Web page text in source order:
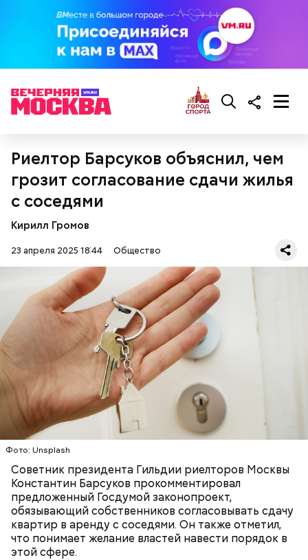
Риелтор Барсуков объяснил, чем
грозит согласование сдачи жилья
с соседями
Кирилл Громов
23 апреля 2025 18:44 Общество
Фото: Unsplash
Советник президента Гильдии риелторов Москвы
Константин Барсуков прокомментировал
предложенный Госдумой законопроект,
обязывающий собственников согласовывать сдачу
квартир в аренду с соседями. Он также отметил,
что понимает желание властей навести порядок в
этой сфере.